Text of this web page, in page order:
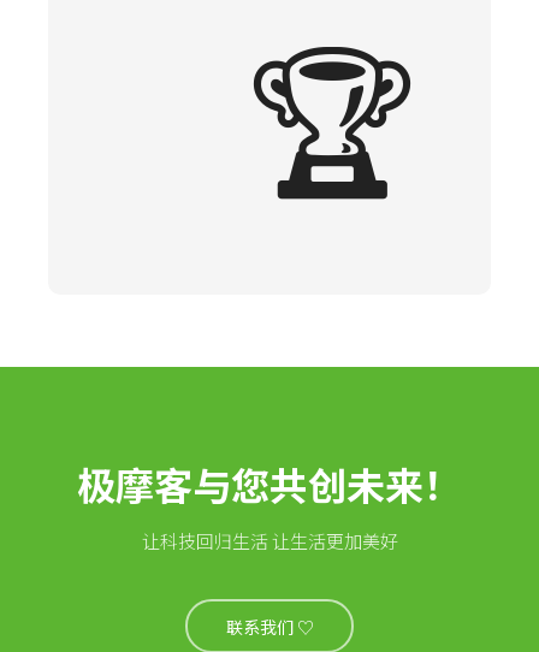
🏆
极摩客与您共创未来！
让科技回归生活 让生活更加美好
联系我们 ♡